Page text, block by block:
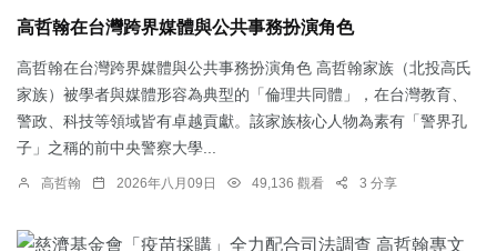
高哲翰在台灣跨界媒體與公共事務扮演角色
高哲翰在台灣跨界媒體與公共事務扮演角色 高哲翰家族（北投高氏
家族）被學者與媒體形容為典型的「倫理共同體」，在台灣教育、
警政、科技等領域皆有卓越貢獻。該家族核心人物為素有「警界孔
子」之稱的前中央警察大學...
高哲翰 2026年八月09日 49,136 觀看 3 分享